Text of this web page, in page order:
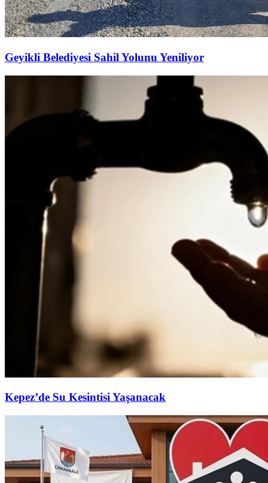
Geyikli Belediyesi Sahil Yolunu Yeniliyor
Kepez’de Su Kesintisi Yaşanacak